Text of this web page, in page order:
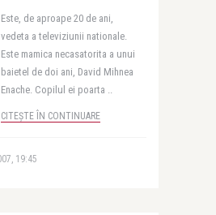
Este, de aproape 20 de ani,
vedeta a televiziunii nationale.
Este mamica necasatorita a unui
baietel de doi ani, David Mihnea
Enache. Copilul ei poarta ..
CITEȘTE ÎN CONTINUARE
19:45